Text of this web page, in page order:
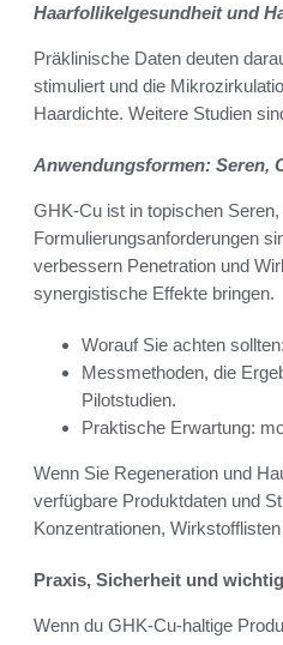
Haarfollikelgesundheit und
Präklinische Daten deuten
stimuliert und die
Haardichte. Weitere Studien
Anwendungsformen: Seren,
GHK-Cu ist in topischen
Formulierungsanforderungen
verbessern Penetration und
synergistische Effekte bringen.
Worauf Sie achten
Messmethoden, die
Pilotstudien.
Praktische Erwartung:
Wenn Sie Regeneration und
verfügbare Produktdaten und
Konzentrationen,
Praxis, Sicherheit und
Wenn du GHK-Cu-haltige